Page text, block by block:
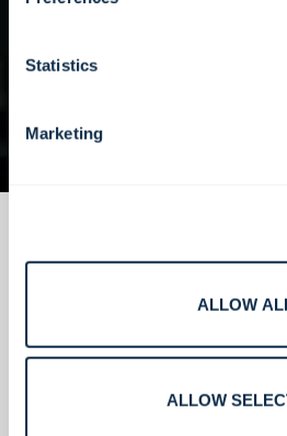
Statistics
Marketing
ALLOW
ALLOW
tiempo de actividad